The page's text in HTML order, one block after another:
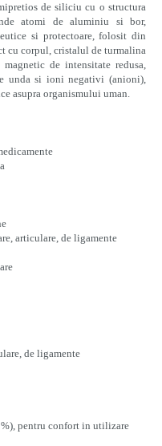
de siliciu cu o structura
atomi de aluminiu si bor,
si protectoare, folosit din
cu corpul, cristalul de turmalina
de intensitate redusa,
unda si ioni negativi (anioni),
asupra organismului uman.
articulare, de ligamente
de ligamente
pentru confort in utilizare